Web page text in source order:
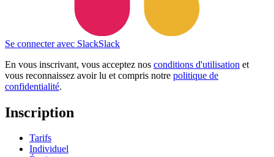
Se connecter avec SlackSlack
En vous inscrivant, vous acceptez nos conditions d'utilisation et
vous reconnaissez avoir lu et compris notre politique de
confidentialité.
Inscription
Tarifs
Individuel